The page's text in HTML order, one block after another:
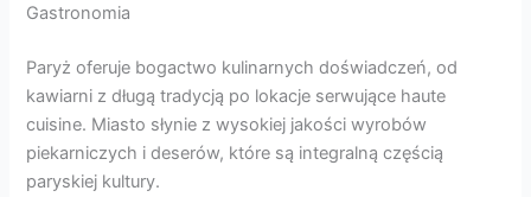
Gastronomia
Paryż oferuje bogactwo kulinarnych doświadczeń, od
kawiarni z długą tradycją po lokacje serwujące haute
cuisine. Miasto słynie z wysokiej jakości wyrobów
piekarniczych i deserów, które są integralną częścią
paryskiej kultury.